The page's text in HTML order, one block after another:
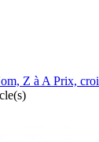
Z à APrix,